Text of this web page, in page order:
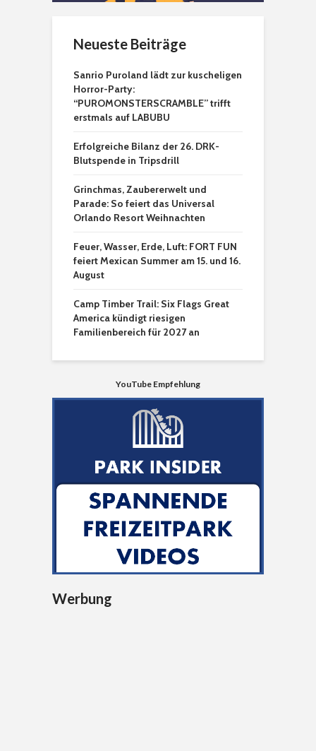
Neueste Beiträge
Sanrio Puroland lädt zur kuscheligen
Horror-Party:
“PUROMONSTERSCRAMBLE” trifft
erstmals auf LABUBU
Erfolgreiche Bilanz der 26. DRK-
Blutspende in Tripsdrill
Grinchmas, Zaubererwelt und
Parade: So feiert das Universal
Orlando Resort Weihnachten
Feuer, Wasser, Erde, Luft: FORT FUN
feiert Mexican Summer am 15. und 16.
August
Camp Timber Trail: Six Flags Great
America kündigt riesigen
Familienbereich für 2027 an
YouTube Empfehlung
Werbung